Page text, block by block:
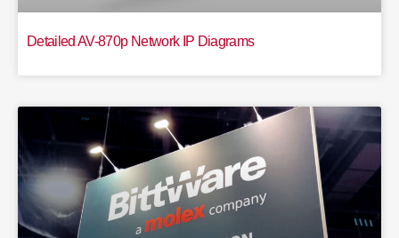
Detailed AV-870p Network IP Diagrams